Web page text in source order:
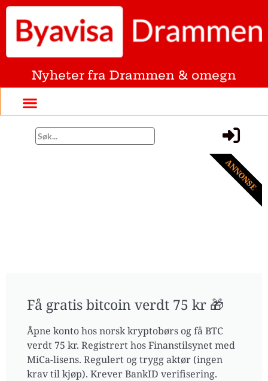
Nyheter fra Drammen & omegn
Få gratis bitcoin verdt 75 kr 🎁
Åpne konto hos norsk kryptobørs og få BTC
verdt 75 kr. Registrert hos Finanstilsynet med
MiCa-lisens. Regulert og trygg aktør (ingen
krav til kjøp). Krever BankID verifisering.
ANNONSE